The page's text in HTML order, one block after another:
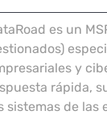
es un
y
rápida,
sistemas de las